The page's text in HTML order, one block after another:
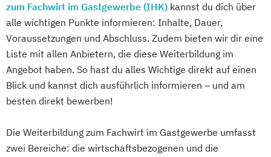
zum Fachwirt im Gastgewerbe (IHK) kannst du dich über
alle wichtigen Punkte informieren: Inhalte, Dauer,
Voraussetzungen und Abschluss. Zudem bieten wir dir eine
Liste mit allen Anbietern, die diese Weiterbildung im
Angebot haben. So hast du alles Wichtige direkt auf einen
Blick und kannst dich ausführlich informieren – und am
besten direkt bewerben!
Die Weiterbildung zum Fachwirt im Gastgewerbe umfasst
zwei Bereiche: die wirtschaftsbezogenen und die